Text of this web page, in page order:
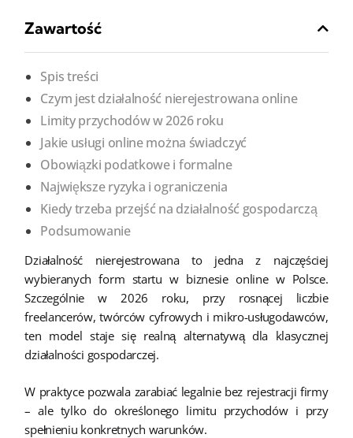
Zawartość
Spis treści
Czym jest działalność nierejestrowana online
Limity przychodów w 2026 roku
Jakie usługi online można świadczyć
Obowiązki podatkowe i formalne
Największe ryzyka i ograniczenia
Kiedy trzeba przejść na działalność gospodarczą
Podsumowanie
Działalność nierejestrowana to jedna z najczęściej
wybieranych form startu w biznesie online w Polsce.
Szczególnie w 2026 roku, przy rosnącej liczbie
freelancerów, twórców cyfrowych i mikro-usługodawców,
ten model staje się realną alternatywą dla klasycznej
działalności gospodarczej.
W praktyce pozwala zarabiać legalnie bez rejestracji firmy
– ale tylko do określonego limitu przychodów i przy
spełnieniu konkretnych warunków.